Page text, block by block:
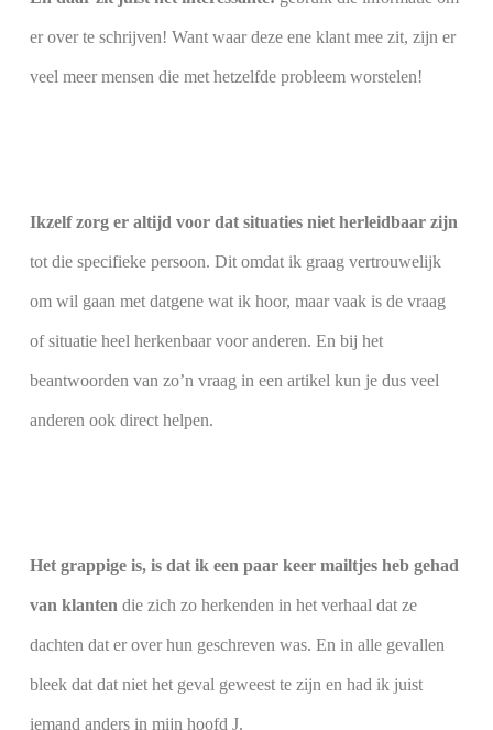
er over te schrijven! Want waar deze ene klant mee zit, zijn er
veel meer mensen die met hetzelfde probleem worstelen!
Ikzelf zorg er altijd voor dat situaties niet herleidbaar zijn
tot die specifieke persoon. Dit omdat ik graag vertrouwelijk
om wil gaan met datgene wat ik hoor, maar vaak is de vraag
of situatie heel herkenbaar voor anderen. En bij het
beantwoorden van zo’n vraag in een artikel kun je dus veel
anderen ook direct helpen.
Het grappige is, is dat ik een paar keer mailtjes heb gehad
van klantendie zich zo herkenden in het verhaal dat ze
dachten dat er over hun geschreven was. En in alle gevallen
bleek dat dat niet het geval geweest te zijn en had ik juist
iemand anders in mijn hoofd J.